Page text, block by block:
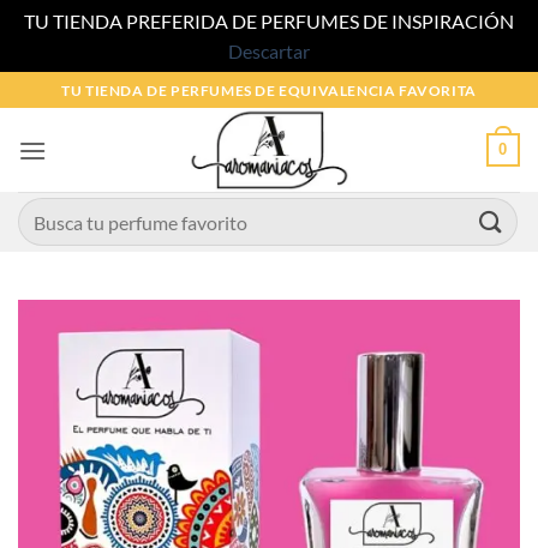
TU TIENDA PREFERIDA DE PERFUMES DE INSPIRACIÓN
Descartar
al
contenido
TU TIENDA DE PERFUMES DE EQUIVALENCIA FAVORITA
0
Buscar
por: